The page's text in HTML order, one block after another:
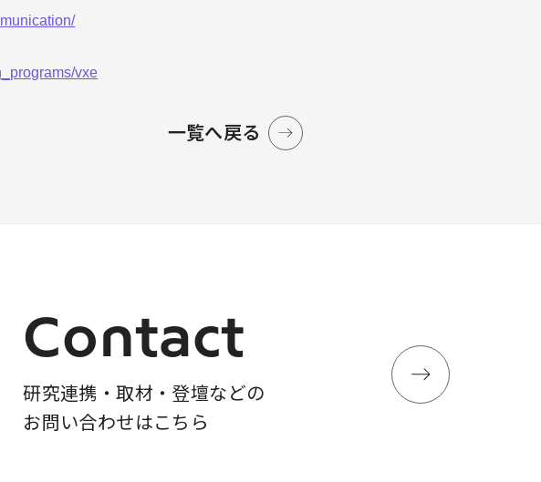
vxe
一覧へ戻る
Contact
研究連携・取材・登壇などの
お問い合わせはこちら